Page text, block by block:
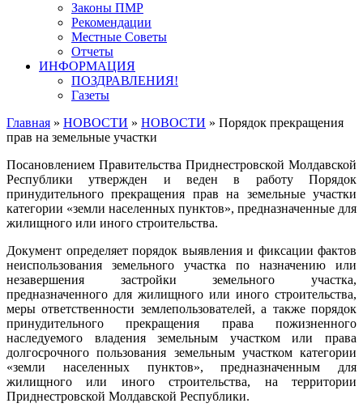
Законы ПМР
Рекомендации
Местные Советы
Отчеты
ИНФОРМАЦИЯ
ПОЗДРАВЛЕНИЯ!
Газеты
Главная » НОВОСТИ » НОВОСТИ » Порядок прекращения
прав на земельные участки
Посановлением Правительства Приднестровской Молдавской
Республики утвержден и веден в работу Порядок
принудительного прекращения прав на земельные участки
категории «земли населенных пунктов», предназначенные для
жилищного или иного строительства.
Документ определяет порядок выявления и фиксации фактов
неиспользования земельного участка по назначению или
незавершения застройки земельного участка,
предназначенного для жилищного или иного строительства,
меры ответственности землепользователей, а также порядок
принудительного прекращения права пожизненного
наследуемого владения земельным участком или права
долгосрочного пользования земельным участком категории
«земли населенных пунктов», предназначенным для
жилищного или иного строительства, на территории
Приднестровской Молдавской Республики.